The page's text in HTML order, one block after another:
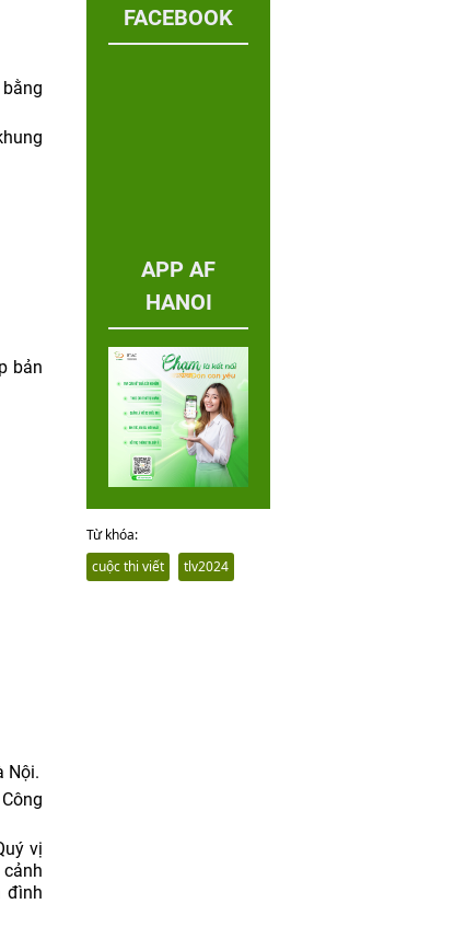
bản
Nội.
vị
đình
FACEBOOK
APP AF
HANOI
Từ khóa:
cuộc thi viết
tlv2024